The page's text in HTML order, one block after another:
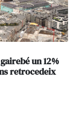
un 12%
retrocedeix